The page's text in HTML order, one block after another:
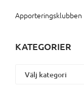
Apporteringsklubben
KATEGORIER
Kategorier